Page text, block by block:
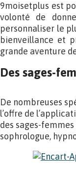
9moisetplus est
volonté de
personnaliser le
bienveillance et
grande aventure
Des sages-
De nombreuses
l’offre de
des sages-
sophrologue,